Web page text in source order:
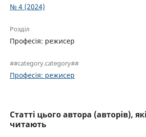
№ 4 (2024)
Розділ
Професія: режисер
##category.category##
Професія: режисер
Статті цього автора (авторів),
читають